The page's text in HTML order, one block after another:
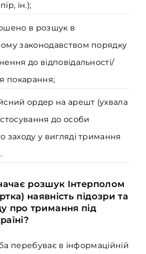
ін.);
в розшук в
законодавством порядку
до відповідальності/
покарання;
ордер на арешт (ухвала
до особи
заходу у вигляді тримання
розшук Інтерполом
наявність підозри та
про тримання під
перебуває в інформаційній